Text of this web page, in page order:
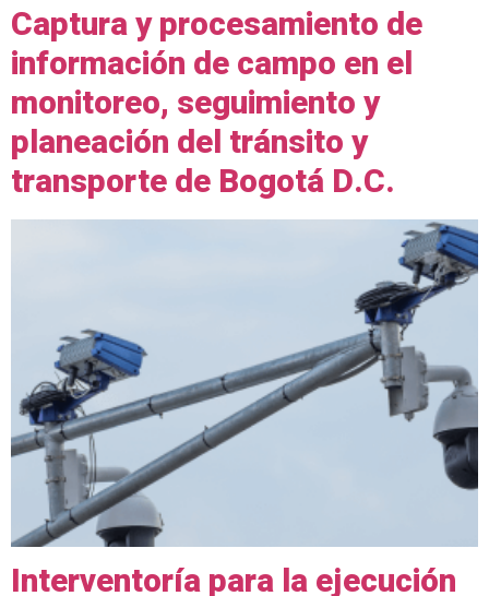
Captura y procesamiento de
información de campo en el
monitoreo, seguimiento y
planeación del tránsito y
transporte de Bogotá D.C.
Interventoría para la ejecución